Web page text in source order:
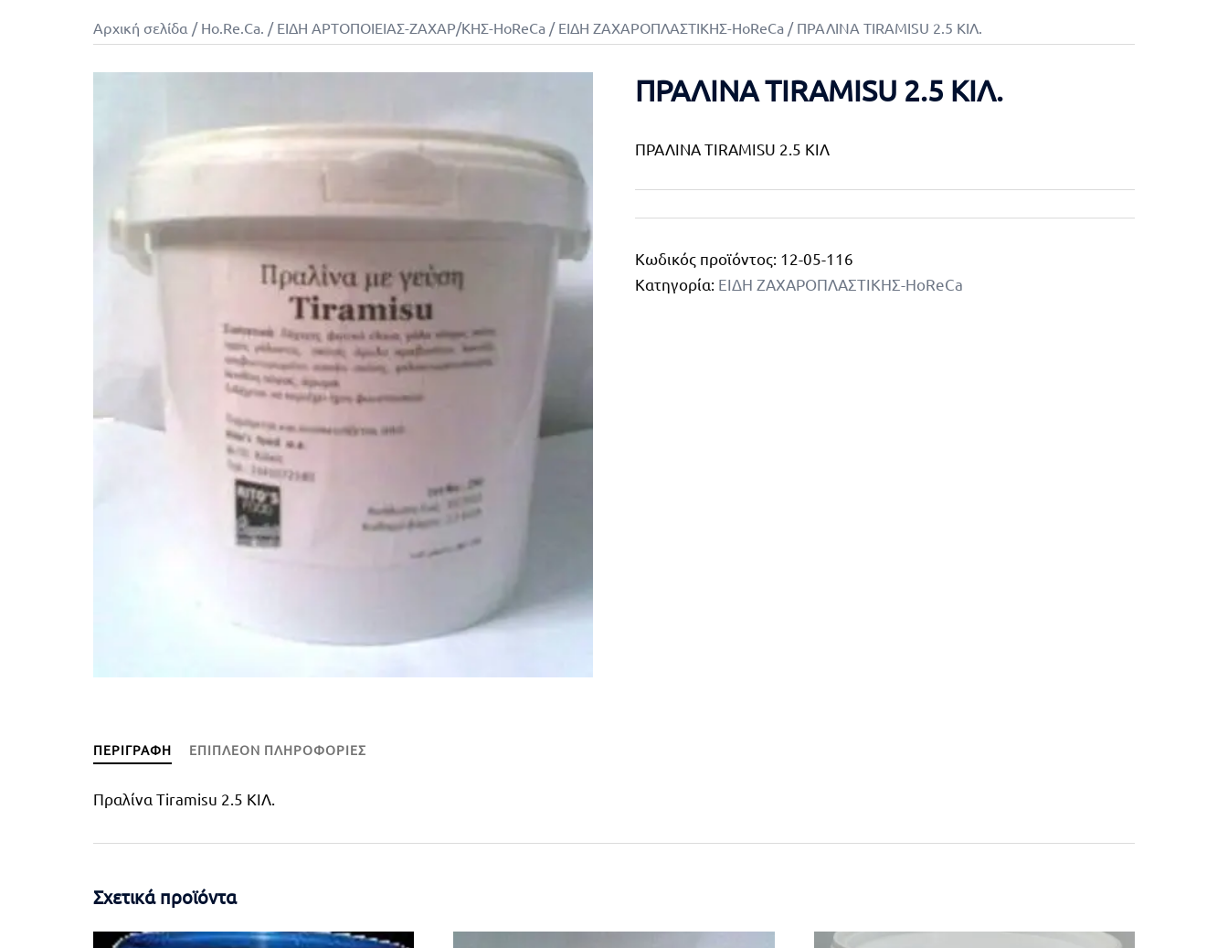
Αρχική σελίδα / Ho.Re.Ca. / ΕΙΔΗ ΑΡΤΟΠΟΙΕΙΑΣ-ΖΑΧΑΡ/ΚΗΣ-HoReCa / ΕΙΔΗ ΖΑΧΑΡΟΠΛΑΣΤΙΚΗΣ-HoReCa / ΠΡΑΛΙΝΑ TIRAMISU 2.5 ΚΙΛ.
ΠΡΑΛΙΝΑ TIRAMISU 2.5 ΚΙΛ.
ΠΡΑΛΙΝΑ TIRAMISU 2.5 ΚΙΛ
Κωδικός προϊόντος: 12-05-116
Κατηγορία: ΕΙΔΗ ΖΑΧΑΡΟΠΛΑΣΤΙΚΗΣ-HoReCa
ΠΕΡΙΓΡΑΦΉ ΕΠΙΠΛΈΟΝ ΠΛΗΡΟΦΟΡΊΕΣ
Πραλίνα Tiramisu 2.5 ΚΙΛ.
Σχετικά προϊόντα